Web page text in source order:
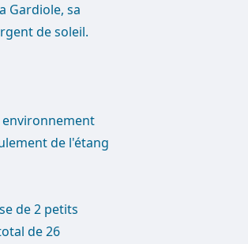
Gardiole, sa
de soleil.
environnement
de l'étang
de 2 petits
de 26